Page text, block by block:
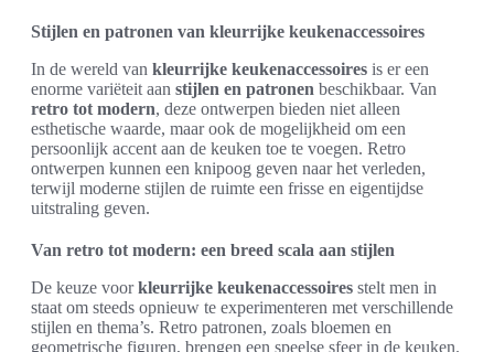
Stijlen en patronen van kleurrijke keukenaccessoires
In de wereld van kleurrijke keukenaccessoires is er een
enorme variëteit aan stijlen en patronen beschikbaar. Van
retro tot modern, deze ontwerpen bieden niet alleen
esthetische waarde, maar ook de mogelijkheid om een
persoonlijk accent aan de keuken toe te voegen. Retro
ontwerpen kunnen een knipoog geven naar het verleden,
terwijl moderne stijlen de ruimte een frisse en eigentijdse
uitstraling geven.
Van retro tot modern: een breed scala aan stijlen
De keuze voorkleurrijke keukenaccessoires stelt men in
staat om steeds opnieuw te experimenteren met verschillende
stijlen en thema’s. Retro patronen, zoals bloemen en
geometrische figuren, brengen een speelse sfeer in de keuken.